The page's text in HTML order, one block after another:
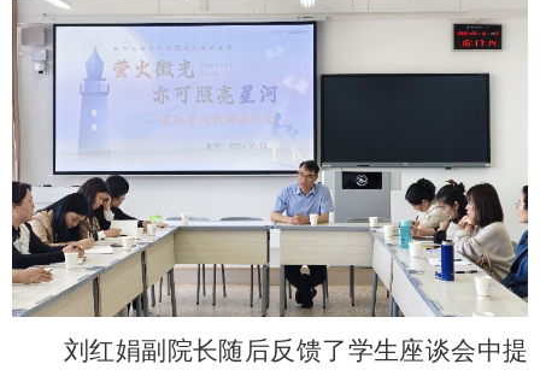
刘红娟副院长随后反馈了学生座谈会中提